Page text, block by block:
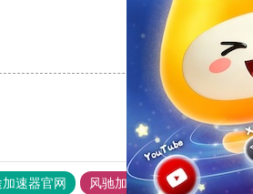
速器官网 风驰加速器 旋风加速器